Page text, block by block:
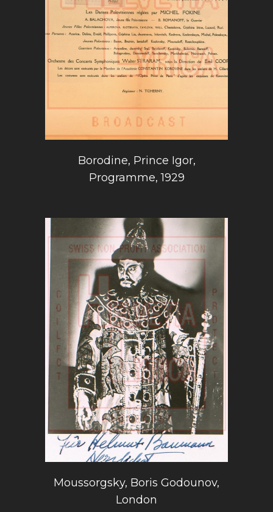
Borodine, Prince Igor,
Programme, 1929
Moussorgsky, Boris Godounov,
London